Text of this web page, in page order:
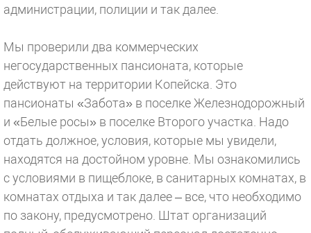
администрации, полиции и так далее.
Мы проверили два коммерческих
негосударственных пансионата, которые
действуют на территории Копейска. Это
пансионаты «Забота» в поселке Железнодорожный
и «Белые росы» в поселке Второго участка. Надо
отдать должное, условия, которые мы увидели,
находятся на достойном уровне. Мы ознакомились
с условиями в пищеблоке, в санитарных комнатах, в
комнатах отдыха и так далее – все, что необходимо
по закону, предусмотрено. Штат организаций